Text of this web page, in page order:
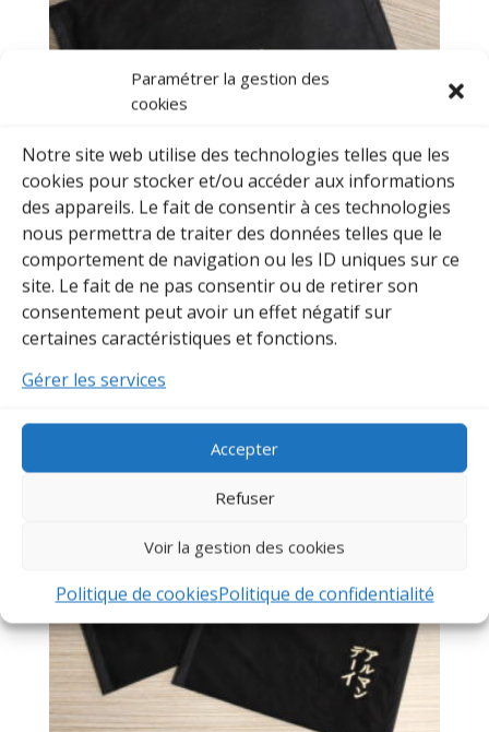
Paramétrer la gestion des
cookies
Notre site web utilise des technologies telles que les
cookies pour stocker et/ou accéder aux informations
des appareils. Le fait de consentir à ces technologies
nous permettra de traiter des données telles que le
comportement de navigation ou les ID uniques sur ce
site. Le fait de ne pas consentir ou de retirer son
consentement peut avoir un effet négatif sur
certaines caractéristiques et fonctions.
Gérer les services
Accepter
Refuser
Voir la gestion des cookies
Politique de cookiesPolitique de confidentialité
Housse Hakama – Format « horizontal » – Coton noir
34,90€ – 54,90€Plage
de
à
54,90€